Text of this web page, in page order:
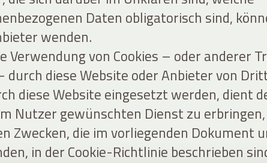
Daten obligatorisch sind,
wenden.
Verwendung von Cookies – oder anderer
durch diese Website oder Anbieter von
diese Website eingesetzt werden, dient
Nutzer gewünschten Dienst zu
Zwecken, die im vorliegenden Dokument
in der Cookie-Richtlinie beschrieben